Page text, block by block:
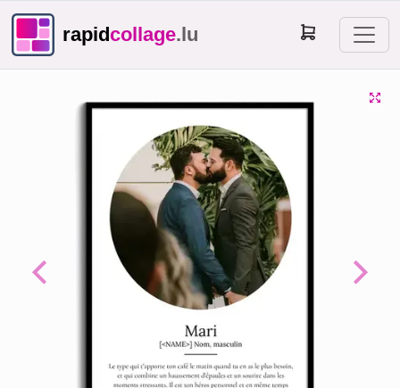
rapidcollage.lu
Previous Next